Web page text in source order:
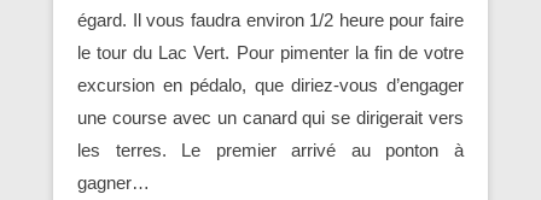
égard. Il vous faudra environ 1/2 heure pour faire
le tour du Lac Vert. Pour pimenter la fin de votre
excursion en pédalo, que diriez-vous d’engager
une course avec un canard qui se dirigerait vers
les terres. Le premier arrivé au ponton à
gagner…